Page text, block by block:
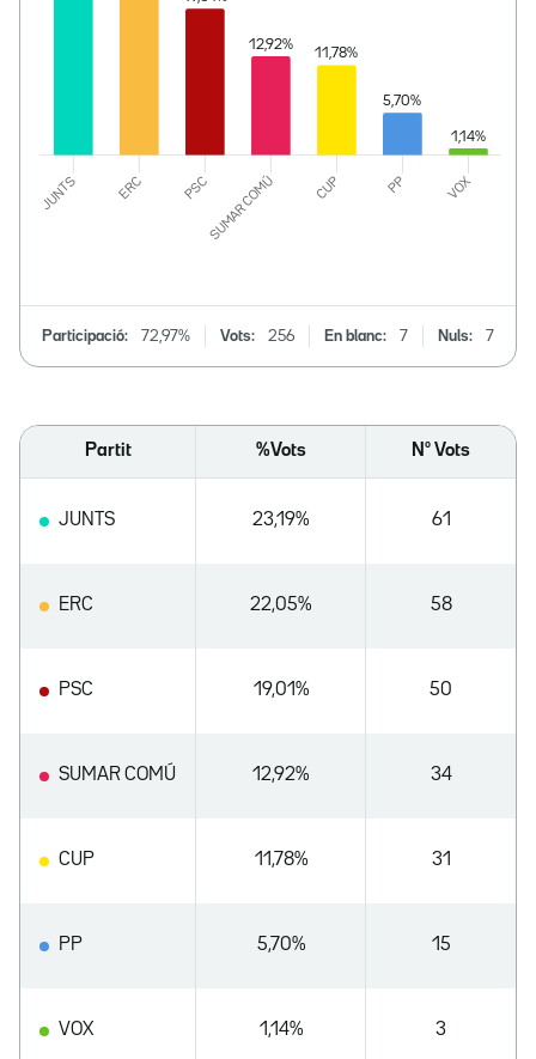
Participació: 72,97% Vots: 256 En blanc: 7 Nuls: 7
Partit %Vots Nº Vots
JUNTS 23,19% 61
ERC 22,05% 58
PSC 19,01% 50
SUMAR COMÚ 12,92% 34
CUP 11,78% 31
PP 5,70% 15
VOX 1,14% 3